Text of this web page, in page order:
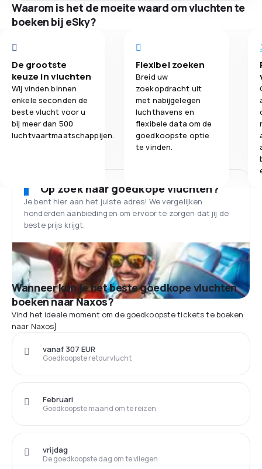
Waarom is het de moeite waard om vluchten te
boeken bij eSky?
De grootste
keuze in vluchten
Wij vinden binnen
enkele seconden de
beste vlucht voor u
bij meer dan 500
luchtvaartmaatschappijen.
Flexibel zoeken
Breid uw
zoekopdracht uit
met nabijgelegen
luchthavens en
flexibele data om de
goedkoopste optie
te vinden.
Op zoek naar goedkope vluchten?
Je bent hier aan het juiste adres! We vergelijken
honderden aanbiedingen om ervoor te zorgen dat jij de
beste prijs krijgt.
Wanneer kun je het beste goedkope vluchten
boeken naar Naxos?
Vind het ideale moment om de goedkoopste tickets te boeken
naar Naxos}
Goedkoopste retourvlucht
vanaf 307 EUR
Goedkoopste maand om te reizen
Februari
De goedkoopste dag om te vliegen
vrijdag